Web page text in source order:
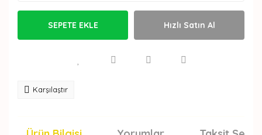
SEPETE EKLE Hızlı Satın Al
Karşılaştır